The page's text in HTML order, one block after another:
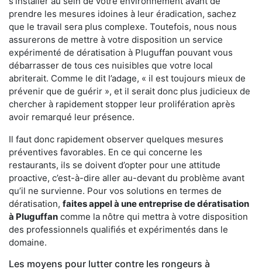
prendre les mesures idoines à leur éradication, sachez
que le travail sera plus complexe. Toutefois, nous nous
assurerons de mettre à votre disposition un service
expérimenté de dératisation à Pluguffan pouvant vous
débarrasser de tous ces nuisibles que votre local
abriterait. Comme le dit l’adage, « il est toujours mieux de
prévenir que de guérir », et il serait donc plus judicieux de
chercher à rapidement stopper leur prolifération après
avoir remarqué leur présence.
Il faut donc rapidement observer quelques mesures
préventives favorables. En ce qui concerne les
restaurants, ils se doivent d’opter pour une attitude
proactive, c’est-à-dire aller au-devant du problème avant
qu’il ne survienne. Pour vos solutions en termes de
dératisation, faites appel à une entreprise de dératisation
à Pluguffan comme la nôtre qui mettra à votre disposition
des professionnels qualifiés et expérimentés dans le
domaine.
Les moyens pour lutter contre les rongeurs à